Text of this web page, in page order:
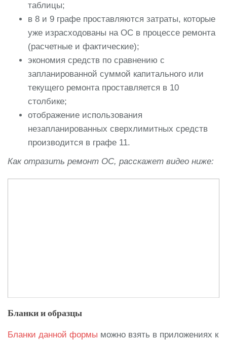
таблицы;
в 8 и 9 графе проставляются затраты, которые
уже израсходованы на ОС в процессе ремонта
(расчетные и фактические);
экономия средств по сравнению с
запланированной суммой капитального или
текущего ремонта проставляется в 10
столбике;
отображение использования
незапланированных сверхлимитных средств
производится в графе 11.
Как отразить ремонт ОС, расскажет видео ниже:
Бланки и образцы
Бланки данной формы можно взять в приложениях к